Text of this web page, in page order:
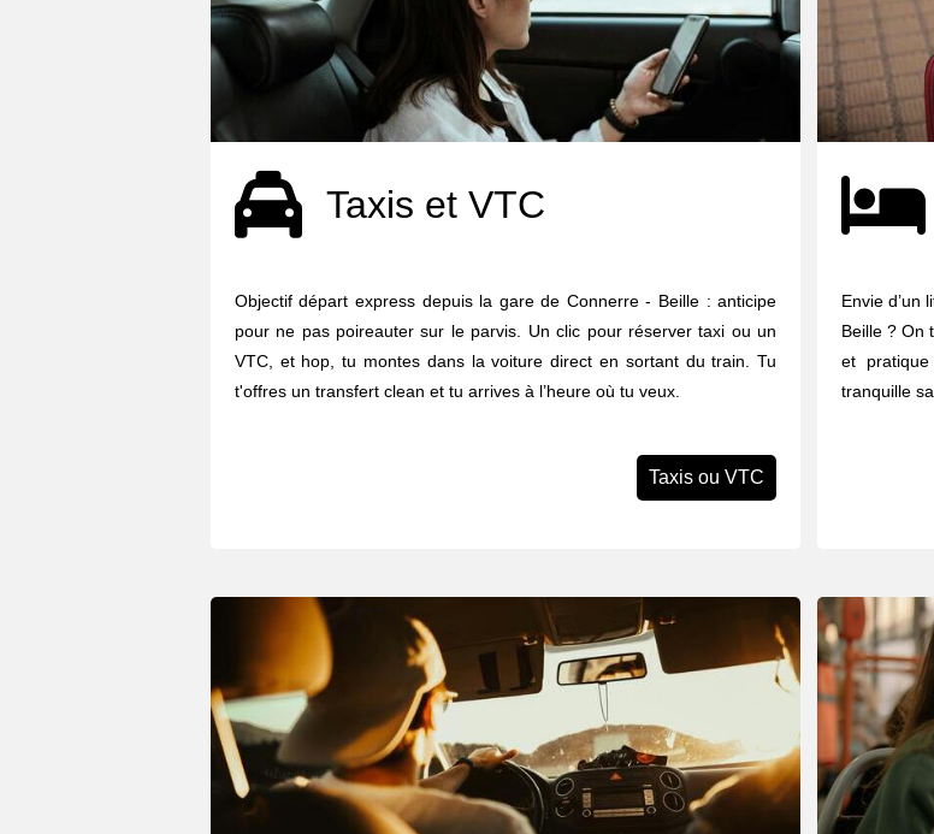
Taxis et VTC
Objectif départ express depuis la gare de Connerre - Beille : anticipe
pour ne pas poireauter sur le parvis. Un clic pour réserver taxi ou un
VTC, et hop, tu montes dans la voiture direct en sortant du train. Tu
t'offres un transfert clean et tu arrives à l’heure où tu veux.
Taxis ou VTC
Envie d’un
Beille ? On
et
tranquille